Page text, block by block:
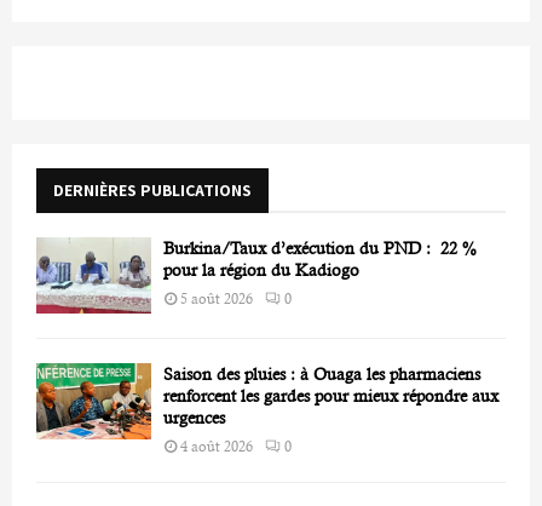
r
DERNIÈRES PUBLICATIONS
Burkina/Taux d’exécution du PND : 22 %
pour la région du Kadiogo
5 août 2026 0
Saison des pluies : à Ouaga les pharmaciens
renforcent les gardes pour mieux répondre aux
urgences
4 août 2026 0